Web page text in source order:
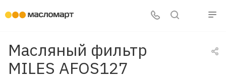
Масляный фильтр
MILES AFOS127